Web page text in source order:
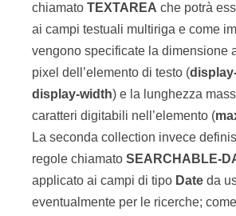
chiamato TEXTAREA che potrà
ai campi testuali multiriga e come
vengono specificate la dimensione
pixel dell’elemento di testo (
display-width) e la lunghezza
caratteri digitabili nell’elemento (
La seconda collection invece
regole chiamato SEARCHABLE-
applicato ai campi di tipo Date da
eventualmente per le ricerche;